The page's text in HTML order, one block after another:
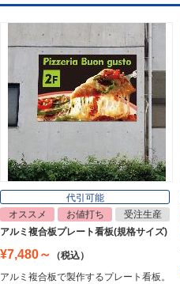
代引可能
オススメ
お値打ち
受注生産
アルミ複合板プレート看板(規格サイズ)
¥7,480～
（税込）
アルミ複合板で製作するプレート看板。